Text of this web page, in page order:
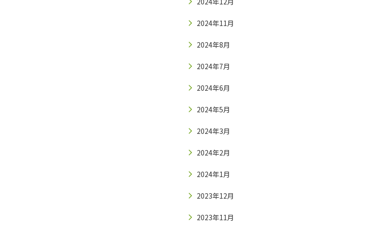
2024年11月
2024年8月
2024年7月
2024年6月
2024年5月
2024年3月
2024年2月
2024年1月
2023年12月
2023年11月